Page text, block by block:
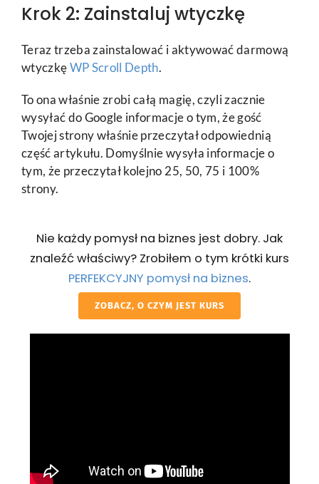
Krok 2: Zainstaluj wtyczkę
Teraz trzeba zainstalować i aktywować darmową
wtyczkęWP Scroll Depth.
To ona właśnie zrobi całą magię, czyli zacznie
wysyłać do Google informacje o tym, że gość
Twojej strony właśnie przeczytał odpowiednią
część artykułu. Domyślnie wysyła informacje o
tym, że przeczytał kolejno 25, 50, 75 i 100%
strony.
Nie każdy pomysł na biznes jest dobry. Jak
znaleźć właściwy? Zrobiłem o tym krótki kurs
PERFEKCYJNY pomysł na biznes.
ZOBACZ, O CZYM JEST KURS